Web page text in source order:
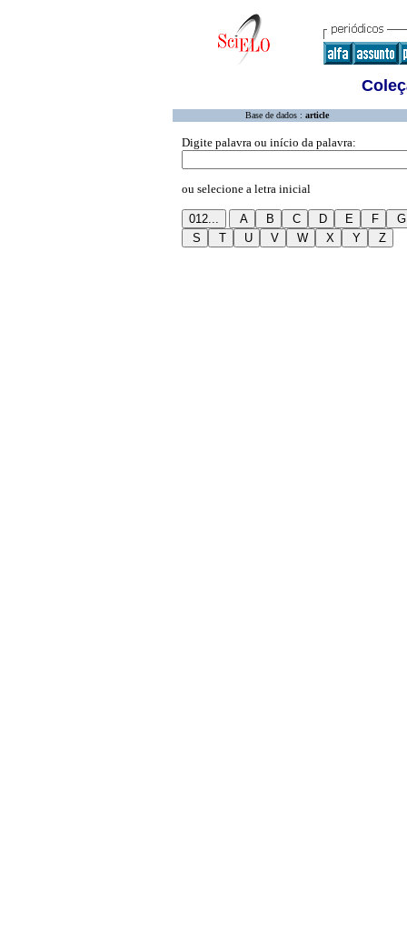
Base de dados : article
Digite palavra ou início da palavra:
ou selecione a letra inicial